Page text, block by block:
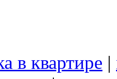
в квартире |